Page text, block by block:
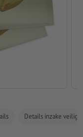
Details inzake